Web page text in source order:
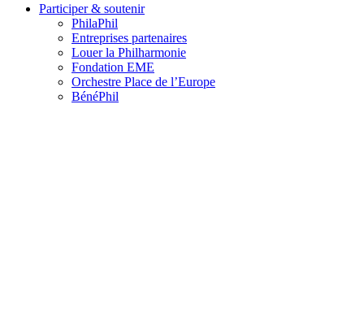
Participer & soutenir
PhilaPhil
Entreprises partenaires
Louer la Philharmonie
Fondation EME
Orchestre Place de l’Europe
BénéPhil